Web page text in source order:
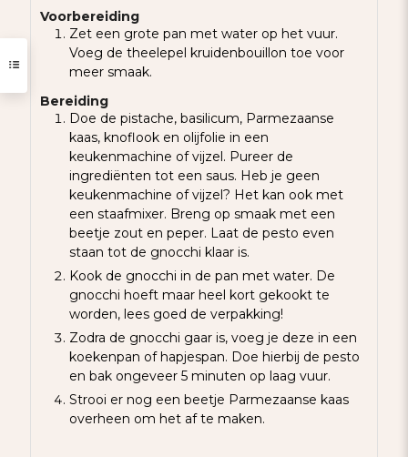
Voorbereiding
Zet een grote pan met water op het vuur.
Voeg de theelepel kruidenbouillon toe voor
meer smaak.
Bereiding
Doe de pistache, basilicum, Parmezaanse
kaas, knoflook en olijfolie in een
keukenmachine of vijzel. Pureer de
ingrediënten tot een saus. Heb je geen
keukenmachine of vijzel? Het kan ook met
een staafmixer. Breng op smaak met een
beetje zout en peper. Laat de pesto even
staan tot de gnocchi klaar is.
Kook de gnocchi in de pan met water. De
gnocchi hoeft maar heel kort gekookt te
worden, lees goed de verpakking!
Zodra de gnocchi gaar is, voeg je deze in een
koekenpan of hapjespan. Doe hierbij de pesto
en bak ongeveer 5 minuten op laag vuur.
Strooi er nog een beetje Parmezaanse kaas
overheen om het af te maken.